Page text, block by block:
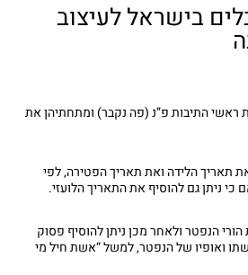
בישראל לעיצוב
ראשי התיבות פ”נ (פה נקבר) ומתחתיהן את
תאריך הלידה ואת תאריך הפטירה, לפי
ניתן גם להוסיף את התאריך הלועזי.
הנפטר ולאחר מכן ניתן להוסיף פסוק
ואופיו של הנפטר, למשל “אשת חיל מי